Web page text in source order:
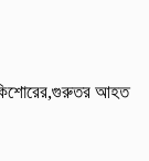
কিশোরের,গুরুতর আহত